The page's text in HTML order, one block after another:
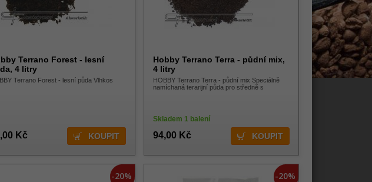
Terrano Forest - lesní
4 litry
Terrano Forest - lesní půda Vlhkos
Kč
Hobby Terrano Terra - půdní mix,
4 litry
HOBBY Terrano Terra - půdní mix Speciálně
namíchaná terarijní půda pro středně s
Skladem 1 balení
94,00 Kč
-20% -20%